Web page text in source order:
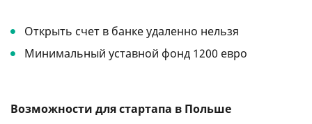
Открыть счет в банке удаленно нельзя
Минимальный уставной фонд 1200 евро
Возможности для стартапа в Польше